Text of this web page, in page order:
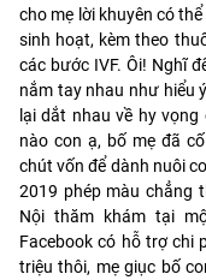
cho mẹ lời khuyên có
sinh hoạt, kèm theo
các bước IVF. Ôi! Nghĩ
nắm tay nhau như hiểu
lại dắt nhau về hy
nào con ạ, bố mẹ đã
chút vốn để dành nuôi
2019 phép màu chẳng
Nội thăm khám tại
Facebook có hỗ trợ chi
triệu thôi, mẹ giục bố